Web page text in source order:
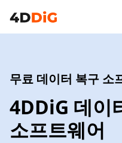
무료 데이터 복구 소
4DDiG 데이
소프트웨어